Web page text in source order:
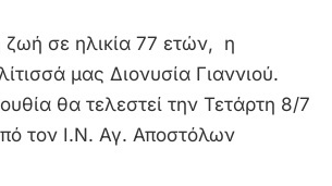
σε ηλικία 77 ετών, η
μας Διονυσία Γιαννιού.
θα τελεστεί την Τετάρτη 8/7
τον Ι.Ν. Αγ. Αποστόλων